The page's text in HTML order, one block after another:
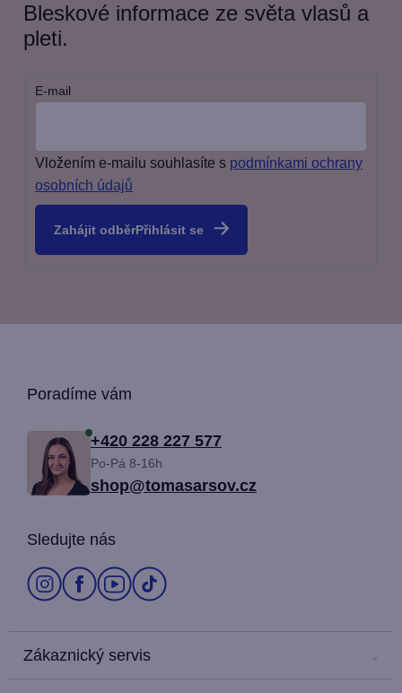
Bleskové informace ze světa vlasů a
pleti.
E-mail
Vložením e-mailu souhlasíte s podmínkami ochrany
osobních údajů
Přihlásit se
Poradíme vám
+420 228 227 577
Po-Pá 8-16h
shop@tomasarsov.cz
Sledujte nás
Zákaznický servis